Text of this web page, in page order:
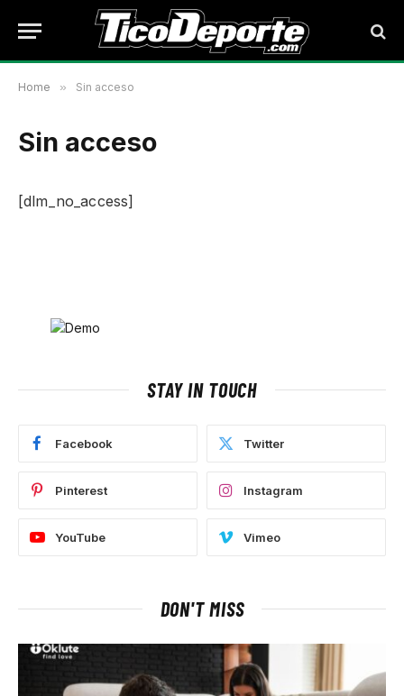
Home » Sin acceso
Sin acceso
[dlm_no_access]
STAY IN TOUCH
Facebook Twitter
Pinterest Instagram
YouTube Vimeo
DON'T MISS